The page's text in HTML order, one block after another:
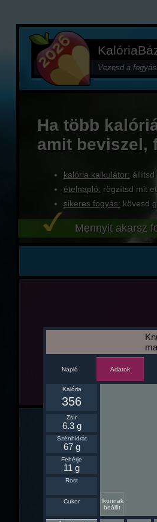
Vezesd a
Ha több
amit beviszel,
kalória kalkulátor: állítsd
ételnapló: rögzítsd mit
sikeres fogyás: kövesd
Mennyit akarsz
Napló Adatok
Ikonnak
beállít
Kalória
356
Zsír
6.3 g
Szénhidrát
67 g
Fehérje
11 g
Rost
Cukor